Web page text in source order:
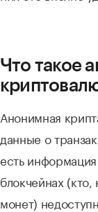
Что такое
Анонимная
данные о
есть
блокчейнах
монет)